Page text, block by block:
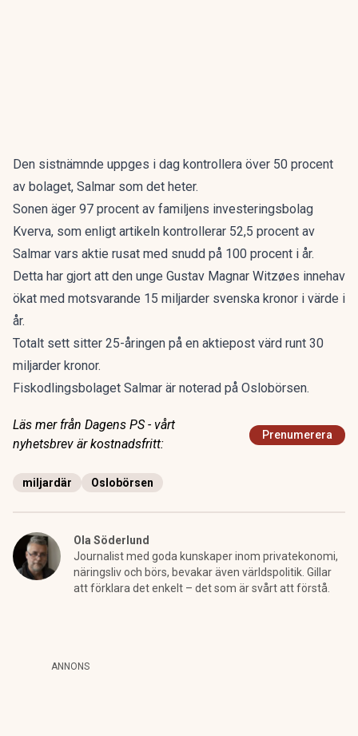
Den sistnämnde uppges i dag kontrollera över 50 procent
av bolaget, Salmar som det heter.
Sonen äger 97 procent av familjens investeringsbolag
Kverva, som enligt artikeln kontrollerar 52,5 procent av
Salmar vars aktie rusat med snudd på 100 procent i år.
Detta har gjort att den unge Gustav Magnar Witzøes innehav
ökat med motsvarande 15 miljarder svenska kronor i värde i
år.
Totalt sett sitter 25-åringen på en aktiepost värd runt 30
miljarder kronor.
Fiskodlingsbolaget Salmar är noterad på Oslobörsen.
Läs mer från Dagens PS - vårt
nyhetsbrev är kostnadsfritt:
Prenumerera
miljardär Oslobörsen
Ola Söderlund
Journalist med goda kunskaper inom privatekonomi,
näringsliv och börs, bevakar även världspolitik. Gillar
att förklara det enkelt – det som är svårt att förstå.
ANNONS